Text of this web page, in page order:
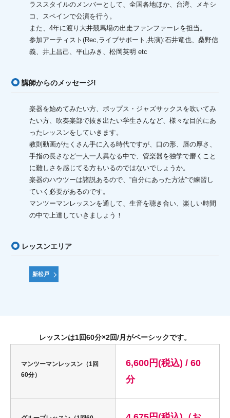
ラススタイルのメンバーとして、全国各地ほか、台湾、メキシ
コ、スペインで公演を行う。
また、4年に渡り大井競馬場の出走ファンファーレを担当。
参加アーティスト(Rec,ライブサポート,共演):石井竜也、桑野信
義、井上昌己、平山みき、松岡英明 etc
講師からのメッセージ!
楽器を始めてみたい方、ポップス・ジャズサックスを吹いてみ
たい方、吹奏楽部で抜き出たい学生さんなど、様々な目的にあ
ったレッスンをしていきます。
教則動画がたくさん手に入る時代ですが、口の形、唇の厚さ、
手指の長さなど一人一人異なる中で、管楽器を独学で磨くこと
に難しさを感じてる方もいるのではないでしょうか。
楽器のハウツーは諸説あるので、“自分にあった方法”で練習し
ていく必要があるのです。
マンツーマンレッスンを通して、生音を聴き合い、楽しい時間
の中で上達していきましょう！
レッスンエリア
新松戸
レッスンは1回60分×2回/月がベーシックです。
マンツーマンレッスン（1回
60分）
6,600円(税込) / 60
分